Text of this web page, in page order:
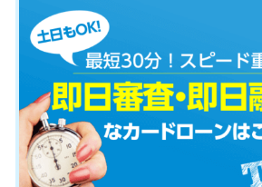
ードローン
特集ページ一覧
種類や特徴で探す